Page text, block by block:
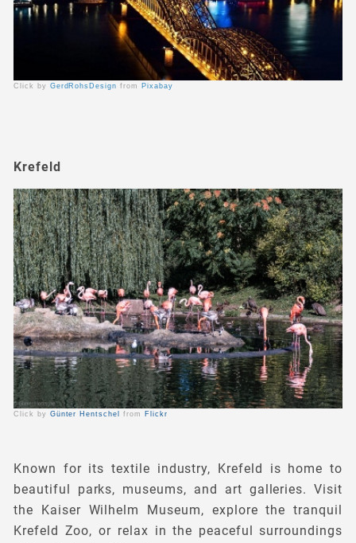
Click by GerdRohsDesign from Pixabay
Click by Günter Hentschel from Flickr
Krefeld
Known for its textile industry, Krefeld is home to
beautiful parks, museums, and art galleries. Visit
the Kaiser Wilhelm Museum, explore the tranquil
Krefeld Zoo, or relax in the peaceful surroundings